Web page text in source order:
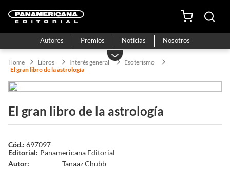
Autores Premios Noticias Nosotros
Libros Interés general
Esoterismo
El gran libro de la astrología
El gran libro de la astrología
Panamericana Editorial
697097
Autor
Tanaaz Chubb